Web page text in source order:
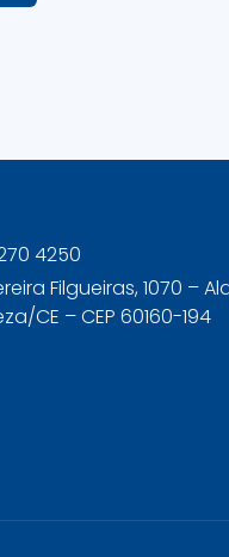
4250
Filgueiras, 1070 –
CE – CEP 60160-194